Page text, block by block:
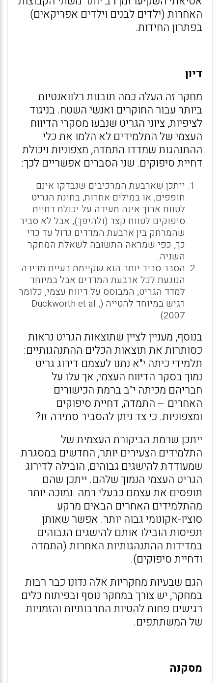
האחרות (ילדים לבנים וילדים אפריקאים)
בפתרון החידות.
דיון
מחקר זה העלה כמה תובנות רלוואנטיות
ביותר עבור החוקרים ואנשי השטח. בניגוד
לציפיות, ציוני הגריט שנבעו מסקרי הדיווח
העצמי של התלמידים לא הלמו את כלי
ההתנהגות שמדדו התמדה, מצפוניות ויכולת
דחיית סיפוקים. שני הסברים אפשריים לכך:
ייתכן שארבעת המרכיבים שנבדקו אינם
חופפים, או במילים אחרות, בחינת הגריט
לטווח ארוך אינה מעידה על יכולת דחיית
סיפוקים לטווח קצר (ולהיפך), אבל לא סביר
שהמרחק בין ארבעת המדדים גדול עד כדי
כך, כפי שמראה התשובה לשאלת המחקר
השניה.
הסבר סביר יותר הוא שקיימת בעיית מדידה
הנוגעת לכל ארבעת המדדים אבל במיוחד
למדד הגריט, המבוסס על דיווח עצמי, כלומר
רגיש במיוחד להטייה (Duckworth et al.,
2007).
בנוסף, מעניין לציין שתוצאות הגריט נראות
כסותרות את תוצאות הכלים ההתנהגותיים:
תלמידי כיתה י"א נתנו לעצמם דירוג גריט
נמוך בסקר הדיווח העצמי, אך עלו על
חבריהם מכיתה י"ב ברמת הכישורים
האחרים – התמדה, דחיית סיפוקים
ומצפוניות. כי צד ניתן להסביר סתירה זו?
ייתכן שרמת הביקורת העצמית של
התלמידים הצעירים יותר, החדשים במסגרת
שמעודדת להישגים גבוהים, הובילה לדירוג
הגריט העצמי הנמוך שלהם. ייתכן שהם
תופסים את עצמם כבעלי רמה נמוכה יותר
מהתלמידים האחרים הבאים מרקע
סוציו-אקונומי גבוה יותר. אפשר שאותן
תפיסות הובילו אותם להישגים הגבוהים
במדידות ההתנהגותיות האחרות (התמדה
ודחיית סיפוקים).
הגם שבעיות מחקריות אלה נדונו כבר רבות
במחקר, יש צורך במחקר נוסף ובפיתוח כלים
רגישים פחות להטיות התרבותיות והזמניות
של המשתתפים.
מסקנה